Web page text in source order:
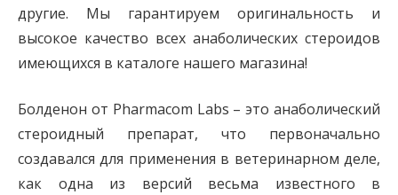
другие. Мы гарантируем оригинальность и
высокое качество всех анаболических стероидов
имеющихся в каталоге нашего магазина!
Болденон от Pharmacom Labs – это анаболический
стероидный препарат, что первоначально
создавался для применения в ветеринарном деле,
как одна из версий весьма известного в